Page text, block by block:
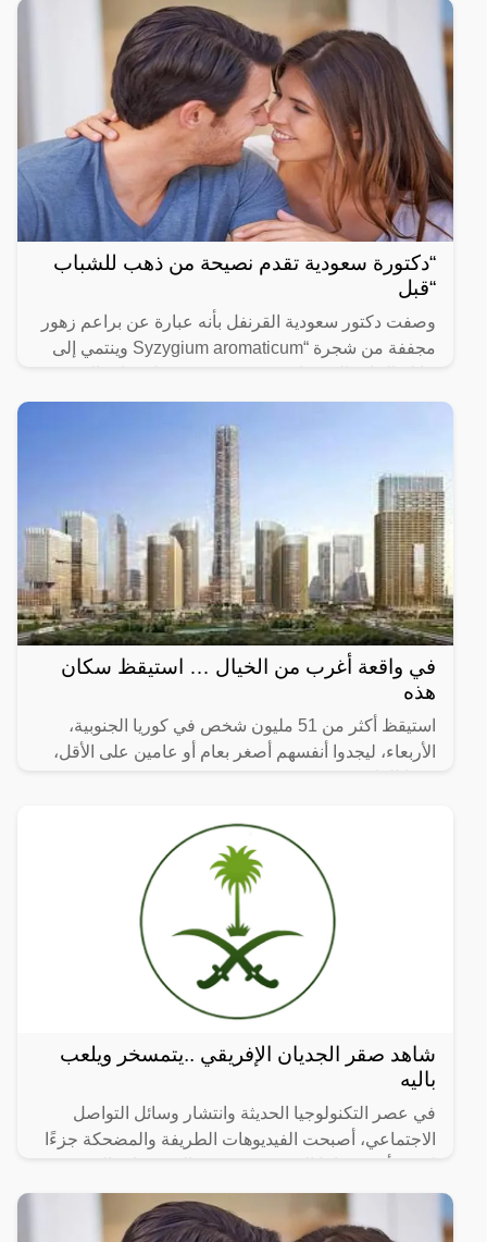
“دكتورة سعودية تقدم نصيحة من ذهب للشباب
“قبل
وصفت دكتور سعودية القرنفل بأنه عبارة عن براعم زهور
مجففة من شجرة “Syzygium aromaticum وينتمي إلى
ينمو في
في واقعة أغرب من الخيال … استيقظ سكان
هذه
استيقظ أكثر من 51 مليون شخص في كوريا الجنوبية،
الأربعاء، ليجدوا أنفسهم أصغر بعام أو عامين على الأقل،
شاهد صقر الجديان الإفريقي ..يتمسخر ويلعب
باليه
في عصر التكنولوجيا الحديثة وانتشار وسائل التواصل
الاجتماعي، أصبحت الفيديوهات الطريفة والمضحكة جزءًا
انتشرت